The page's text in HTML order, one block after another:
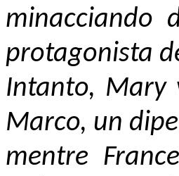
minacciando
protagonista
Intanto, Mary
Marco, un
mentre